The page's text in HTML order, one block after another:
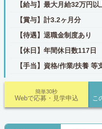
【給与】最大月給32万円以
【賞与】計3.2ヶ月分
【待遇】退職金制度あり
【休日】年間休日数117日
【手当】資格/作業/扶養 等
こ
簡単30秒
Webで応募・見学申込